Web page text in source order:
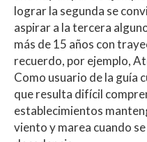
lograr la segunda se
aspirar a la tercera
más de 15 años con
recuerdo, por ejemplo,
Como usuario de la guía
que resulta difícil
establecimientos
viento y marea cuando